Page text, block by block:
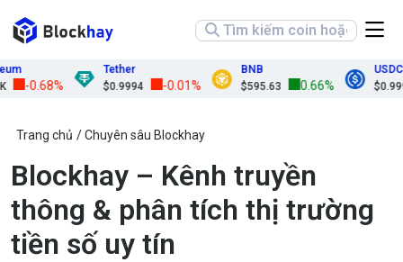
-0.68%
Tether
$0.9994
-0.01%
BNB
$595.63
0.66%
USDC
$0.9999
Trang chủ Chuyên sâu Blockhay
Blockhay – Kênh truyền
thông & phân tích thị trường
tiền số uy tín